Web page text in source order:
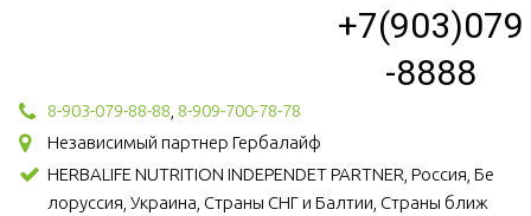
+7(903)079
-8888
8-903-079-88-88 8-909-700-78-78
Независимый партнер Гербалайф
HERBALIFE NUTRITION INDEPENDET PARTNER, Россия, Бе
лоруссия, Украина, Страны СНГ и Балтии, Страны ближ